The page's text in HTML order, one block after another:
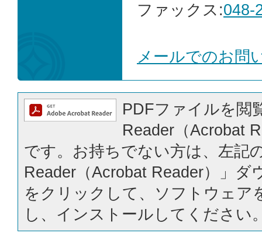
ファックス:048-
メールでのお問
PDFファイルを閲
Reader（Acrobat
です。お持ちでない方は、左記
Reader（Acrobat Reader）」ダ
をクリックして、ソフトウェア
し、インストールしてください